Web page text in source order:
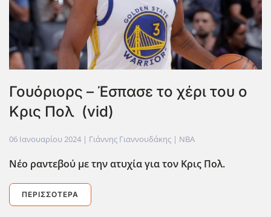
Γουόριορς – Έσπασε το χέρι του ο
Κρις Πολ (vid)
06 Ιανουαρίου 2024 | Γιάννης Γιαννουδάκης | NBA
Νέο ραντεβού με την ατυχία για τον Κρις Πολ.
ΠΕΡΙΣΣΌΤΕΡΑ